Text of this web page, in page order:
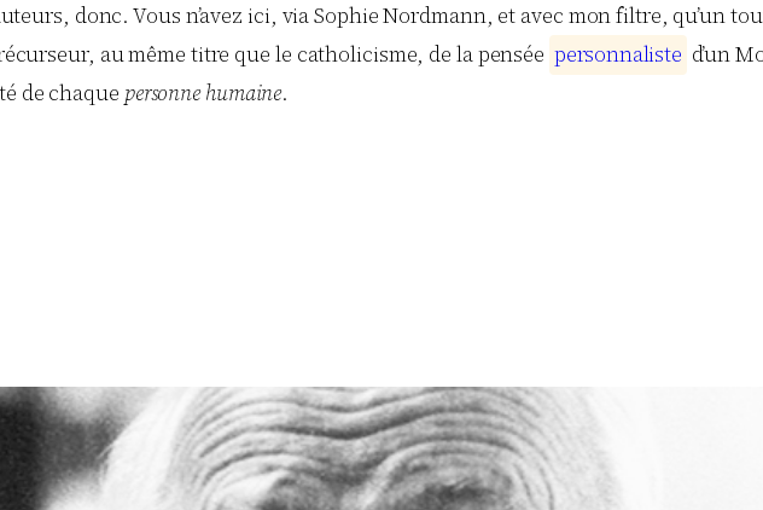
donc. Vous n’avez ici, via Sophie Nordmann, et avec mon filtre, qu’un
au même titre que le catholicisme, de la pensée personnaliste d’un
de chaque personne humaine.